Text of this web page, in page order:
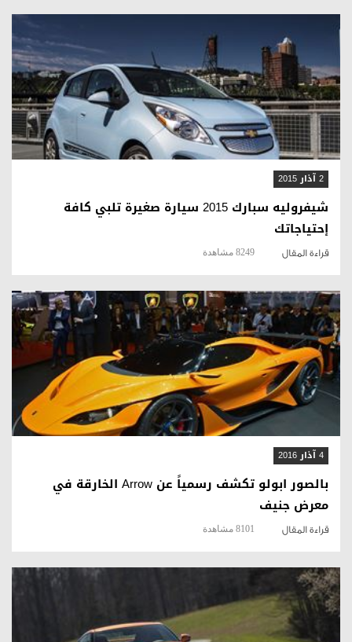
قراءة المقال
2 آذار 2015
شيفروليه سبارك 2015 سيارة صغيرة تلبي كافة
إحتياجاتك
قراءة المقال 8249 مشاهدة
قراءة المقال
4 آذار 2016
بالصور ابولو تكشف رسمياً عن Arrow الخارقة في
معرض جنيف
قراءة المقال 8101 مشاهدة